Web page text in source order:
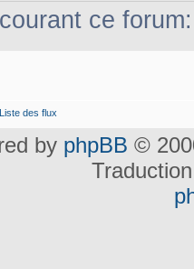
ce
Liste des flux
by phpBB ©